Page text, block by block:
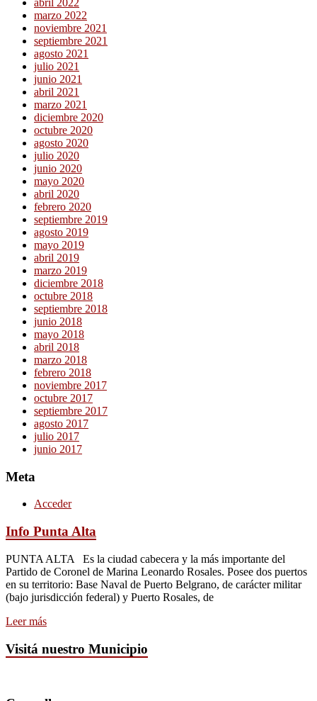
abril 2022
marzo 2022
noviembre 2021
septiembre 2021
agosto 2021
julio 2021
junio 2021
abril 2021
marzo 2021
diciembre 2020
octubre 2020
agosto 2020
julio 2020
junio 2020
mayo 2020
abril 2020
febrero 2020
septiembre 2019
agosto 2019
mayo 2019
abril 2019
marzo 2019
diciembre 2018
octubre 2018
septiembre 2018
junio 2018
mayo 2018
abril 2018
marzo 2018
febrero 2018
noviembre 2017
octubre 2017
septiembre 2017
agosto 2017
julio 2017
junio 2017
Meta
Acceder
Info Punta Alta
PUNTA ALTA Es la ciudad cabecera y la más importante del
Partido de Coronel de Marina Leonardo Rosales. Posee dos puertos
en su territorio: Base Naval de Puerto Belgrano, de carácter militar
(bajo jurisdicción federal) y Puerto Rosales, de
Leer más
Visitá nuestro Municipio